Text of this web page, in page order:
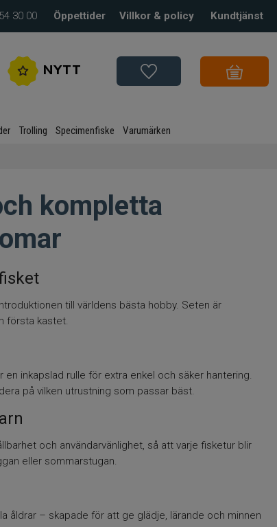
54 30 00 Öppettider Villkor & policy Kundtjänst
NYTT
Trolling Specimenfiske Varumärken
kompletta
till världens bästa hobby. Seten är
första kastet.
inkapslad rulle för extra enkel och säker hantering.
på vilken utrustning som passar bäst.
och användarvänlighet, så att varje fisketur blir
eller sommarstugan.
åldrar – skapade för att ge glädje, lärande och minnen